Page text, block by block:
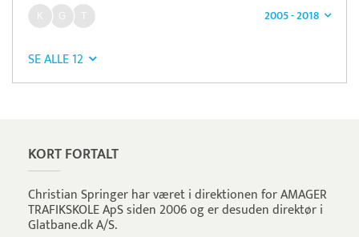
2005 - 2018
SE ALLE 12
KORT FORTALT
Christian Springer har været i direktionen for AMAGER
TRAFIKSKOLE ApS siden 2006 og er desuden direktør i
Glatbane.dk A/S.